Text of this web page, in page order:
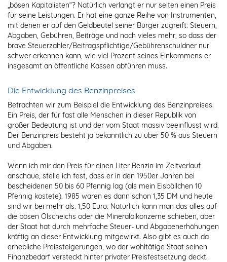
„bösen Kapitalisten“? Natürlich verlangt er nur selten einen Preis
für seine Leistungen. Er hat eine ganze Reihe von Instrumenten,
mit denen er auf den Geldbeutel seiner Bürger zugreift: Steuern,
Abgaben, Gebühren, Beiträge und noch vieles mehr, so dass der
brave Steuerzahler/Beitragspflichtige/Gebührenschuldner nur
schwer erkennen kann, wie viel Prozent seines Einkommens er
insgesamt an öffentliche Kassen abführen muss.
Die Entwicklung des Benzinpreises
Betrachten wir zum Beispiel die Entwicklung des Benzinpreises.
Ein Preis, der für fast alle Menschen in dieser Republik von
großer Bedeutung ist und der vom Staat massiv beeinflusst wird.
Der Benzinpreis besteht ja bekanntlich zu über 50 % aus Steuern
und Abgaben.
Wenn ich mir den Preis für einen Liter Benzin im Zeitverlauf
anschaue, stelle ich fest, dass er in den 1950er Jahren bei
bescheidenen 50 bis 60 Pfennig lag (als mein Eisbällchen 10
Pfennig kostete). 1985 waren es dann schon 1,35 DM und heute
sind wir bei mehr als. 1,50 Euro. Natürlich kann man das alles auf
die bösen Ölscheichs oder die Mineralölkonzerne schieben, aber
der Staat hat durch mehrfache Steuer- und Abgabenerhöhungen
kräftig an dieser Entwicklung mitgewirkt. Also gibt es auch da
erhebliche Preissteigerungen, wo der wohltätige Staat seinen
Finanzbedarf versteckt hinter privater Preisfestsetzung deckt.